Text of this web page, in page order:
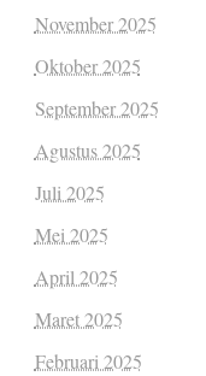
November 2025
Oktober 2025
September 2025
Agustus 2025
Juli 2025
Mei 2025
April 2025
Maret 2025
Februari 2025